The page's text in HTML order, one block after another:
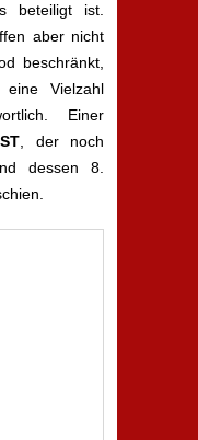
beteiligt ist.
aber nicht
beschränkt,
Vielzahl
Einer
, der noch
dessen 8.